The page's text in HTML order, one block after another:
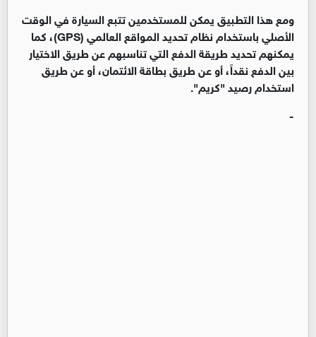
ومع هذا التطبيق يمكن للمستخدمين تتبع السيارة في الوقت
الأصلي باستخدام نظام تحديد المواقع العالمي (GPS)، كما
يمكنهم تحديد طريقة الدفع التي تناسبهم عن طريق الاختيار
بين الدفع نقداً، أو عن طريق بطاقة الائتمان، أو عن طريق
استخدام رصيد "كريم".
-